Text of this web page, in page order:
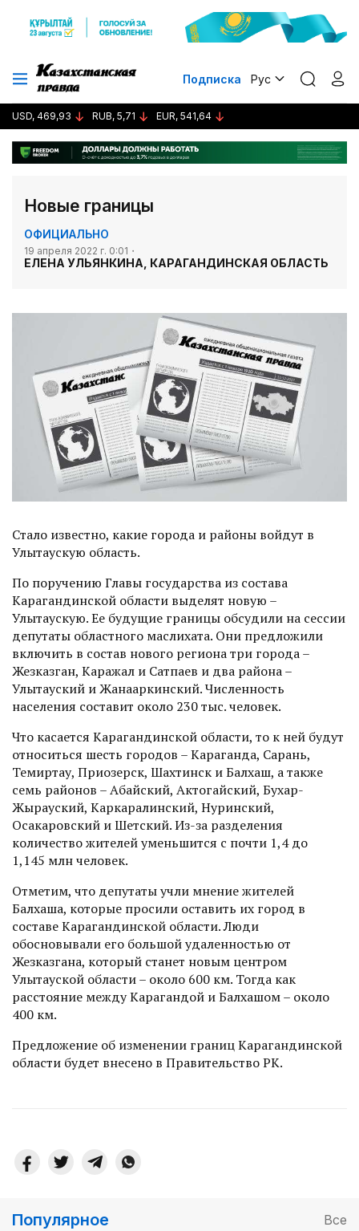
Подписка Рус
USD, 469,93 RUB, 5,71 EUR, 541,64
Новые границы
ОФИЦИАЛЬНО
19 апреля 2022 г. 0:01
ЕЛЕНА УЛЬЯНКИНА, КАРАГАНДИНСКАЯ ОБЛАСТЬ
Стало известно, какие города и районы войдут в
Улытаускую область.
По поручению Главы государства из состава
Карагандинской области выделят новую –
Улытаускую. Ее будущие границы обсудили на сессии
депутаты областного маслихата. Они предложили
включить в состав нового региона три города –
Жезказган, Каражал и Сатпаев и два района –
Улытауский и Жанааркинский. Численность
населения составит около 230 тыс. человек.
Что касается Карагандинской области, то к ней будут
относиться шесть городов – Караганда, Сарань,
Темиртау, Приозерск, Шахтинск и Балхаш, а также
семь районов – Абайский, Актогайский, Бухар-
Жырауский, Каркаралинский, Нуринский,
Осакаровский и Шетский. Из-за разделения
количество жителей уменьшится с почти 1,4 до
1,145 млн человек.
Отметим, что депутаты учли мнение жителей
Балхаша, которые просили оставить их город в
составе Карагандинской области. Люди
обосновывали его большой удаленностью от
Жезказгана, который станет новым центром
Улытауской области – около 600 км. Тогда как
расстояние между Карагандой и Балхашом – около
400 км.
Предложение об изменении границ Карагандинской
облас­ти будет внесено в Правительство РК.
Популярное Все